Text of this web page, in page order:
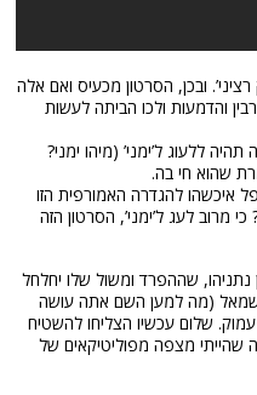
ובכן, הסרטון מכעיס ואם אלה
והדמעות ולכו הביתה לעשות
ללעוג ל’ימני’ (מיהו ימני?
שהוא חי בה.
איכשהו להגדרה האמורפית הזו
מרוב לעג ל’ימני’, הסרטון הזה
שההפרד ומשול שלו יחלחל
(מה למען השם אתה עושה
עמוק. שלום עכשיו הצליחו להשטיח
שהייתי מצפה מפוליטיקאים של